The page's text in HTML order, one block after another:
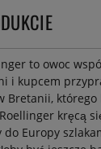
to owoc
i kupcem
Bretanii,
kręcą
do Europy